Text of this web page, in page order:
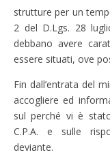
strutture per un
2 del D.Lgs. 28
debbano avere
essere situati, ove
Fin dall’entrata del
accogliere ed
sul perché vi è
C.P.A. e sulle
deviante.